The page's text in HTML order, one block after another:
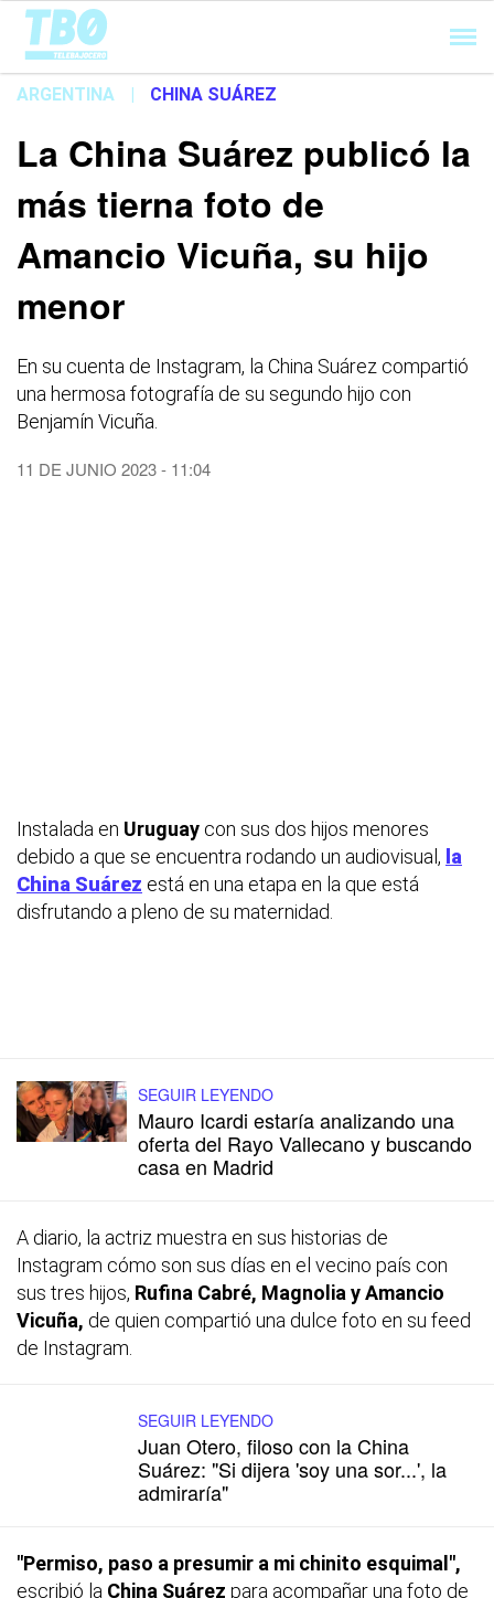
Cargando...
ARGENTINA | CHINA SUÁREZ
La China Suárez publicó la
más tierna foto de
Amancio Vicuña, su hijo
menor
En su cuenta de Instagram, la China Suárez compartió
una hermosa fotografía de su segundo hijo con
Benjamín Vicuña.
11 DE JUNIO 2023 - 11:04
Instalada en Uruguay con sus dos hijos menores
debido a que se encuentra rodando un audiovisual, la
China Suárez está en una etapa en la que está
disfrutando a pleno de su maternidad.
SEGUIR LEYENDO
Mauro Icardi estaría analizando una
oferta del Rayo Vallecano y buscando
casa en Madrid
A diario, la actriz muestra en sus historias de
Instagram cómo son sus días en el vecino país con
sus tres hijos, Rufina Cabré, Magnolia y Amancio
Vicuña, de quien compartió una dulce foto en su feed
de Instagram.
SEGUIR LEYENDO
Juan Otero, filoso con la China
Suárez: "Si dijera 'soy una sor...', la
admiraría"
"Permiso, paso a presumir a mi chinito esquimal",
escribió la China Suárez para acompañar una foto de